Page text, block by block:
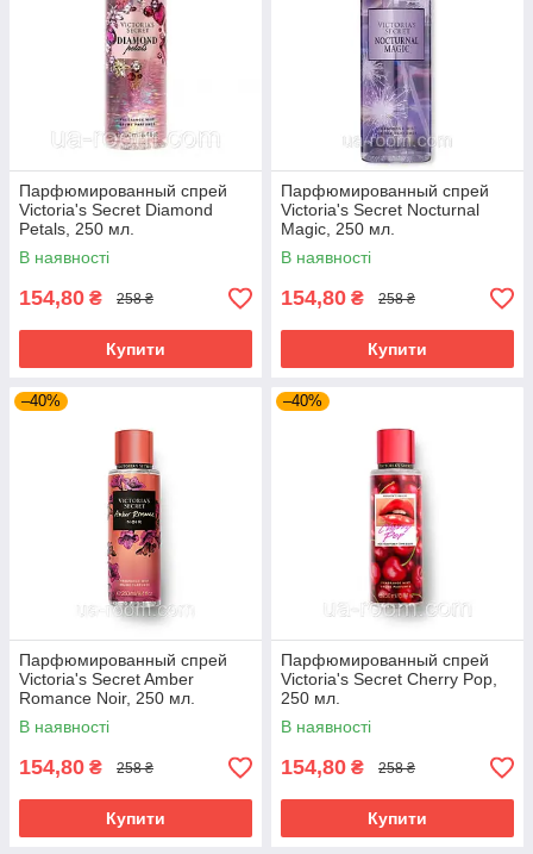
Парфюмированный спрей
Victoria's Secret Diamond
Petals, 250 мл.
В наявності
154,80 ₴ 258 ₴
Купити
Парфюмированный спрей
Victoria's Secret Nocturnal
Magic, 250 мл.
В наявності
154,80 ₴ 258 ₴
Купити
–40%
Парфюмированный спрей
Victoria's Secret Amber
Romance Noir, 250 мл.
В наявності
154,80 ₴ 258 ₴
Купити
–40%
Парфюмированный спрей
Victoria's Secret Cherry Pop,
250 мл.
В наявності
154,80 ₴ 258 ₴
Купити